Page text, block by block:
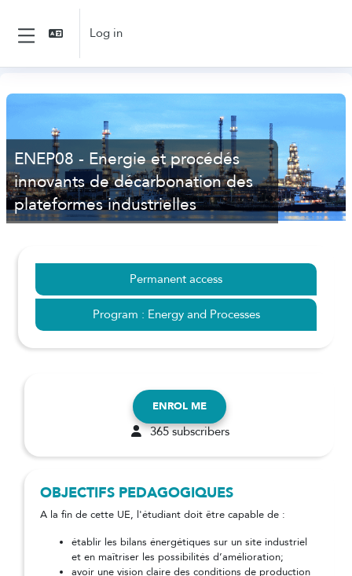
Skip to main content
Side panel
Log in
ENEP08 - Energie et procédés
innovants de décarbonation des
plateformes industrielles
Permanent access
Program : Energy and Processes
ENROL ME
365 subscribers
OBJECTIFS PEDAGOGIQUES
A la fin de cette UE, l'étudiant doit être capable de :
établir les bilans énergétiques sur un site industriel
et en maîtriser les possibilités d’amélioration;
avoir une vision claire des conditions de production